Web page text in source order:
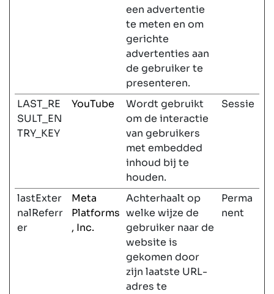
een advertentie
te meten en om
gerichte
advertenties aan
de gebruiker te
presenteren.
LAST_RE
SULT_EN
TRY_KEY
YouTube
Wordt gebruikt
om de interactie
van gebruikers
met embedded
inhoud bij te
houden.
Sessie
lastExter
nalReferr
er
Meta
Platforms
, Inc.
Achterhaalt op
welke wijze de
gebruiker naar de
website is
gekomen door
zijn laatste URL-
adres te
Perma
nent